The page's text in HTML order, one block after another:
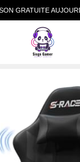
GRATUITE